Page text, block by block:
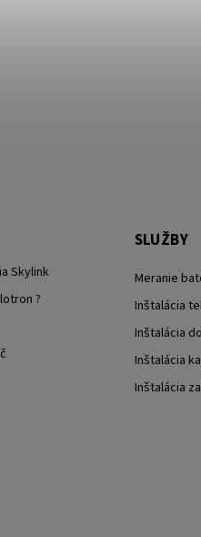
Skylink
?
SLUŽBY
Meranie
Inštalácia
Inštalácia
Inštalácia
Inštalácia